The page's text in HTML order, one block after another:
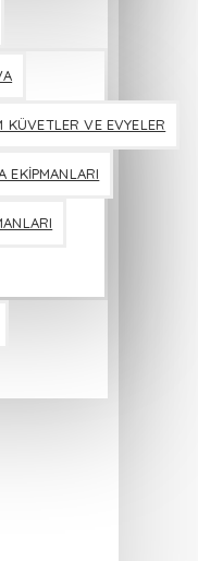
VE EVYELER
EKİPMANLARI